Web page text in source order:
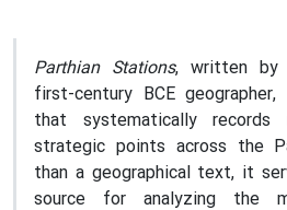
Parthian Stations, written by
first-century BCE
that systematically records
strategic points across the
than a geographical text, it
source for analyzing the